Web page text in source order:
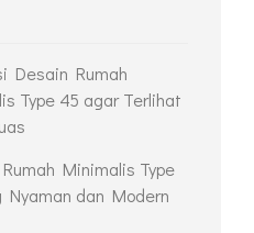
Desain Rumah
Type 45 agar Terlihat
Minimalis Type
Nyaman dan Modern